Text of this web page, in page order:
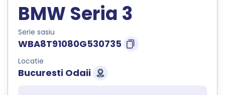
BMW Seria 3
Serie sasiu
WBA8T91080G530735
Locatie
Bucuresti Odaii